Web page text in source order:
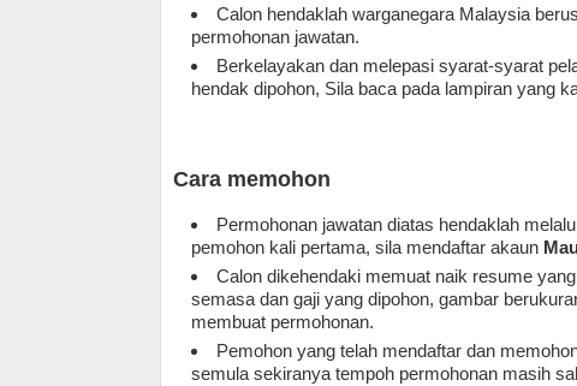
Calon hendaklah warganegara Malaysia
permohonan jawatan.
Berkelayakan dan melepasi syarat-syarat
hendak dipohon, Sila baca pada lampiran yang
Cara memohon
Permohonan jawatan diatas hendaklah
pemohon kali pertama, sila mendaftar akaun
Calon dikehendaki memuat naik resume
semasa dan gaji yang dipohon, gambar
membuat permohonan.
Pemohon yang telah mendaftar dan
semula sekiranya tempoh permohonan masih